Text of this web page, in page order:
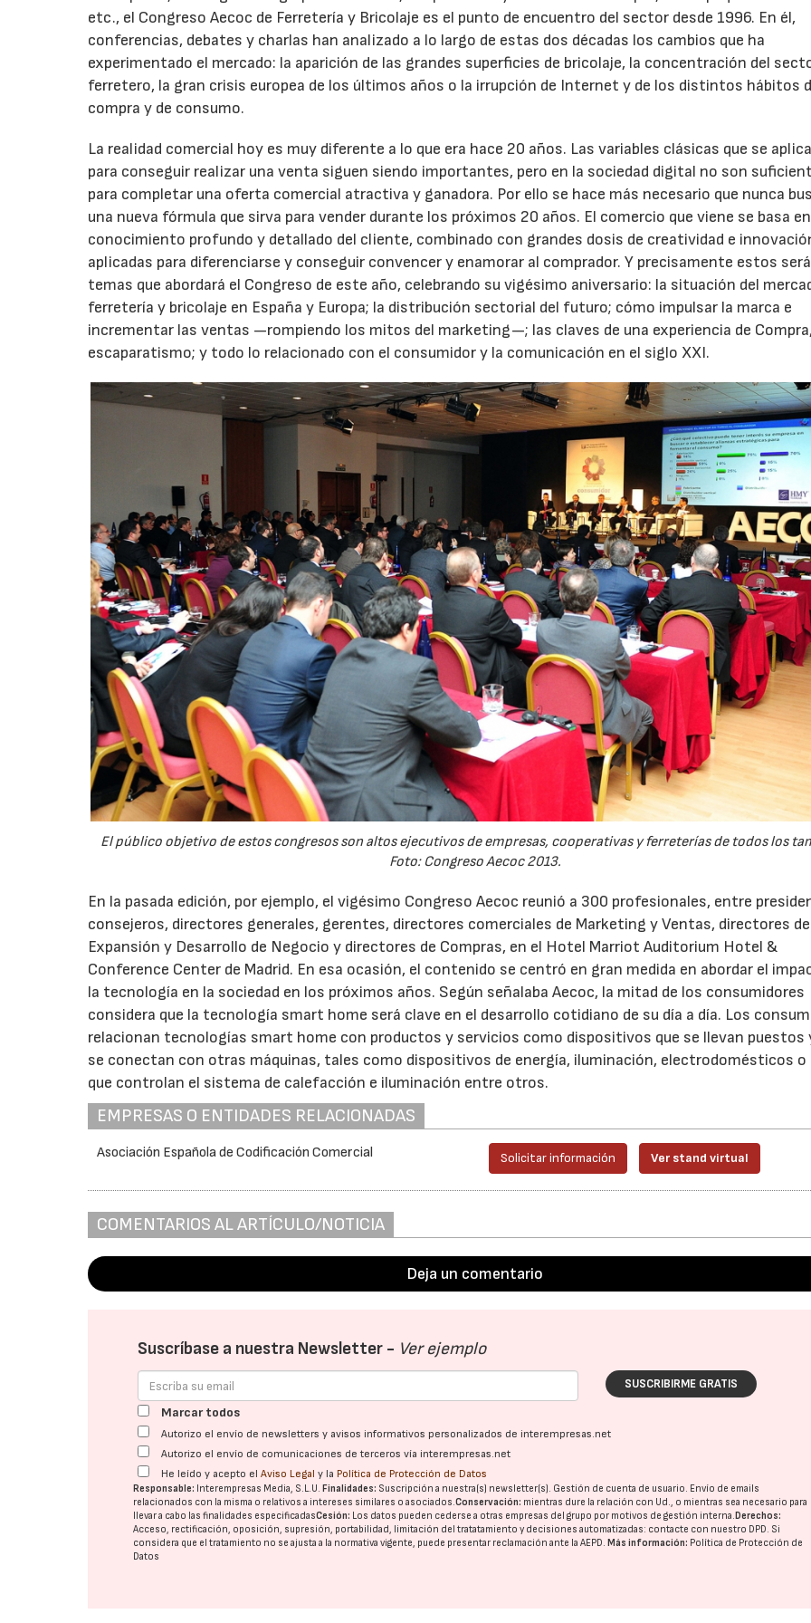
etc., el Congreso Aecoc de Ferretería y Bricolaje es el punto de encuentro del sector desde 1996. En él,
conferencias, debates y charlas han analizado a lo largo de estas dos décadas los cambios que ha
experimentado el mercado: la aparición de las grandes superficies de bricolaje, la concentración del
ferretero, la gran crisis europea de los últimos años o la irrupción de Internet y de los distintos hábitos
compra y de consumo.
La realidad comercial hoy es muy diferente a lo que era hace 20 años. Las variables clásicas que se
para conseguir realizar una venta siguen siendo importantes, pero en la sociedad digital no son
para completar una oferta comercial atractiva y ganadora. Por ello se hace más necesario que nunca
una nueva fórmula que sirva para vender durante los próximos 20 años. El comercio que viene se basa
conocimiento profundo y detallado del cliente, combinado con grandes dosis de creatividad e
aplicadas para diferenciarse y conseguir convencer y enamorar al comprador. Y precisamente estos
temas que abordará el Congreso de este año, celebrando su vigésimo aniversario: la situación del
ferretería y bricolaje en España y Europa; la distribución sectorial del futuro; cómo impulsar la marca e
incrementar las ventas —rompiendo los mitos del marketing—; las claves de una experiencia de
escaparatismo; y todo lo relacionado con el consumidor y la comunicación en el siglo XXI.
El público objetivo de estos congresos son altos ejecutivos de empresas, cooperativas y ferreterías de todos los
Foto: Congreso Aecoc 2013.
En la pasada edición, por ejemplo, el vigésimo Congreso Aecoc reunió a 300 profesionales, entre
consejeros, directores generales, gerentes, directores comerciales de Marketing y Ventas, directores de
Expansión y Desarrollo de Negocio y directores de Compras, en el Hotel Marriot Auditorium Hotel &
Conference Center de Madrid. En esa ocasión, el contenido se centró en gran medida en abordar el
la tecnología en la sociedad en los próximos años. Según señalaba Aecoc, la mitad de los consumidores
considera que la tecnología smart home será clave en el desarrollo cotidiano de su día a día. Los
relacionan tecnologías smart home con productos y servicios como dispositivos que se llevan puestos
se conectan con otras máquinas, tales como dispositivos de energía, iluminación, electrodomésticos o
que controlan el sistema de calefacción e iluminación entre otros.
EMPRESAS O ENTIDADES RELACIONADAS
Asociación Española de Codificación Comercial Solicitar información Ver stand virtual
COMENTARIOS AL ARTÍCULO/NOTICIA
Deja un comentario
Suscríbase a nuestra Newsletter - Ver ejemplo
SUSCRIBIRME GRATIS
Marcar todos
Autorizo el envío de newsletters y avisos informativos personalizados de interempresas.net
Autorizo el envío de comunicaciones de terceros vía interempresas.net
He leído y acepto elAviso Legal y la Política de Protección de Datos
Responsable: Interempresas Media, S.L.U. Finalidades: Suscripción a nuestra(s) newsletter(s). Gestión de cuenta de usuario. Envío de emails
relacionados con la misma o relativos a intereses similares o asociados.Conservación: mientras dure la relación con Ud., o mientras sea necesario para
llevar a cabo las finalidades especificadasCesión: Los datos pueden cederse a otras empresas del grupo por motivos de gestión interna. Derechos:
Acceso, rectificación, oposición, supresión, portabilidad, limitación del tratatamiento y decisiones automatizadas: contacte con nuestro DPD. Si
considera que el tratamiento no se ajusta a la normativa vigente, puede presentar reclamación ante laAEPD. Más información: Política de Protección de
Datos
22/07/2026 29/07/2026